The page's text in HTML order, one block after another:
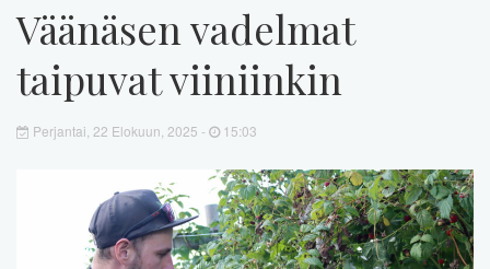
Väänäsen vadelmat
taipuvat viiniinkin
Perjantai, 22 Elokuun, 2025 - 15:03